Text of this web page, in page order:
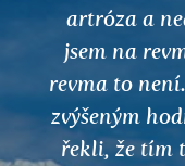
artróza a
jsem na
revma to
zvýšeným
řekli, že tím